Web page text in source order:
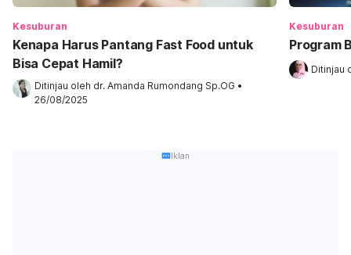
Kesuburan
Kenapa Harus Pantang Fast Food untuk
Bisa Cepat Hamil?
Ditinjau oleh dr. Amanda Rumondang Sp.OG •
26/08/2025
Kesuburan
Program
Ditinjau
Iklan